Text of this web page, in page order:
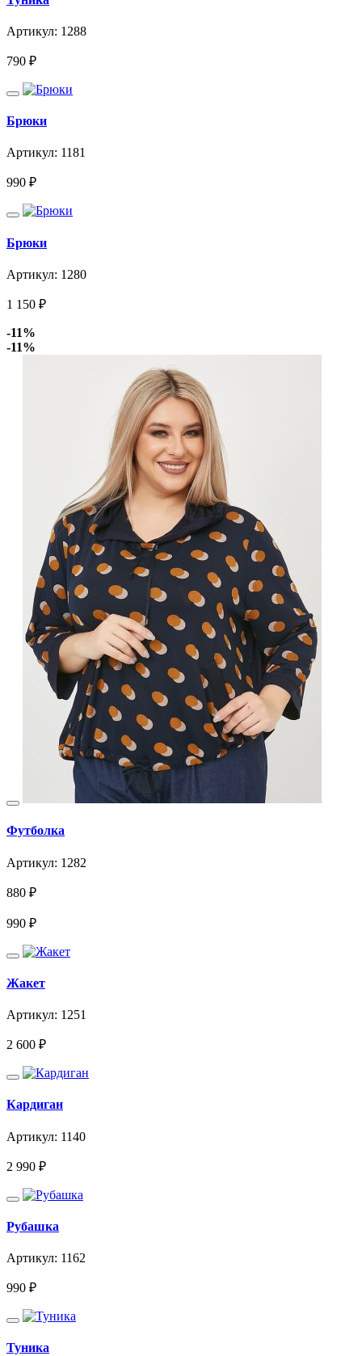
Артикул: 1288
790 ₽
Брюки
Артикул: 1181
990 ₽
Брюки
Артикул: 1280
1 150 ₽
-11%
-11%
Футболка
Артикул: 1282
880 ₽
990 ₽
Жакет
Артикул: 1251
2 600 ₽
Кардиган
Артикул: 1140
2 990 ₽
Рубашка
Артикул: 1162
990 ₽
Туника